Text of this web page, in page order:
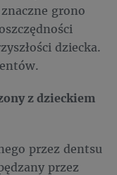
grono
dziecka.
z dzieckiem
przez dentsu
przez